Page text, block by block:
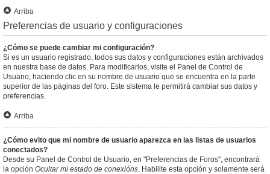
Arriba
Preferencias de usuario y configuraciones
¿Cómo se puede cambiar mi configuración?
Si es un usuario registrado, todos sus datos y configuraciones están archivados
en nuestra base de datos. Para modificarlos, visite el Panel de Control de
Usuario; haciendo clic en su nombre de usuario que se encuentra en la parte
superior de las páginas del foro. Este sistema le permitirá cambiar sus datos y
preferencias.
Arriba
¿Cómo evito que mi nombre de usuario aparezca en las listas de usuarios
conectados?
Desde su Panel de Control de Usuario, en "Preferencias de Foros", encontrará
la opción Ocultar mi estado de conexións. Habilite esta opción y solamente será